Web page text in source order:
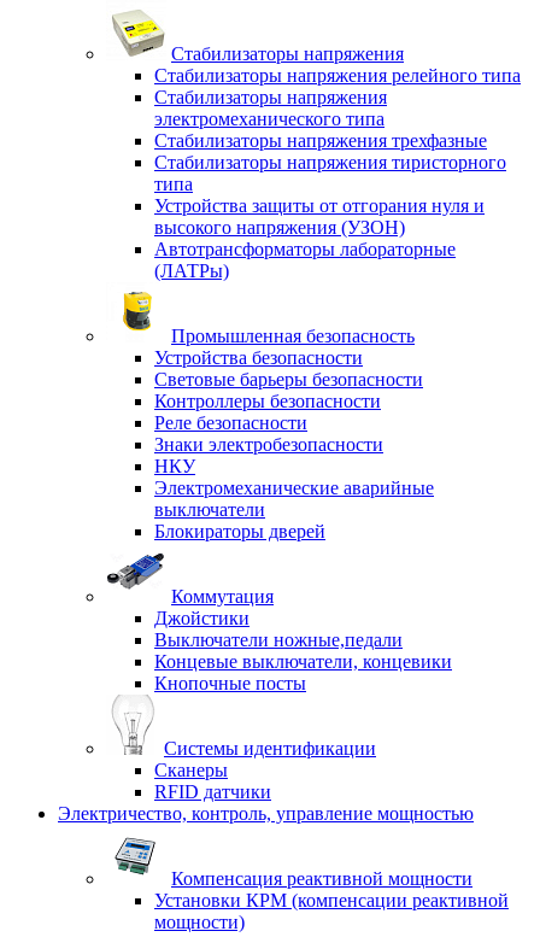
Стабилизаторы напряжения
Стабилизаторы напряжения релейного типа
Стабилизаторы напряжения
электромеханического типа
Стабилизаторы напряжения трехфазные
Стабилизаторы напряжения тиристорного
типа
Устройства защиты от отгорания нуля и
высокого напряжения (УЗОН)
Автотрансформаторы лабораторные
(ЛАТРы)
Промышленная безопасность
Устройства безопасности
Световые барьеры безопасности
Контроллеры безопасности
Реле безопасности
Знаки электробезопасности
НКУ
Электромеханические аварийные
выключатели
Блокираторы дверей
Коммутация
Джойстики
Выключатели ножные,педали
Концевые выключатели, концевики
Кнопочные посты
Системы идентификации
Сканеры
RFID датчики
Электричество, контроль, управление мощностью
Компенсация реактивной мощности
Установки КРМ (компенсации реактивной
мощности)